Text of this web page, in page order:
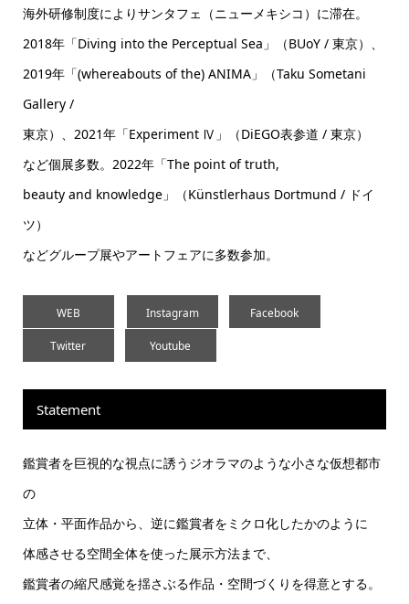
海外研修制度によりサンタフェ（ニューメキシコ）に滞在。
2018年「Diving into the Perceptual Sea」（BUoY / 東京）、
2019年「(whereabouts of the) ANIMA」（Taku Sometani
Gallery /
東京）、2021年「Experiment Ⅳ」（DiEGO表参道 / 東京）
など個展多数。2022年「The point of truth,
beauty and knowledge」（Künstlerhaus Dortmund / ドイ
ツ）
などグループ展やアートフェアに多数参加。
WEB Instagram Facebook
Twitter Youtube
Statement
鑑賞者を巨視的な視点に誘うジオラマのような小さな仮想都市
の
立体・平面作品から、逆に鑑賞者をミクロ化したかのように
体感させる空間全体を使った展示方法まで、
鑑賞者の縮尺感覚を揺さぶる作品・空間づくりを得意とする。